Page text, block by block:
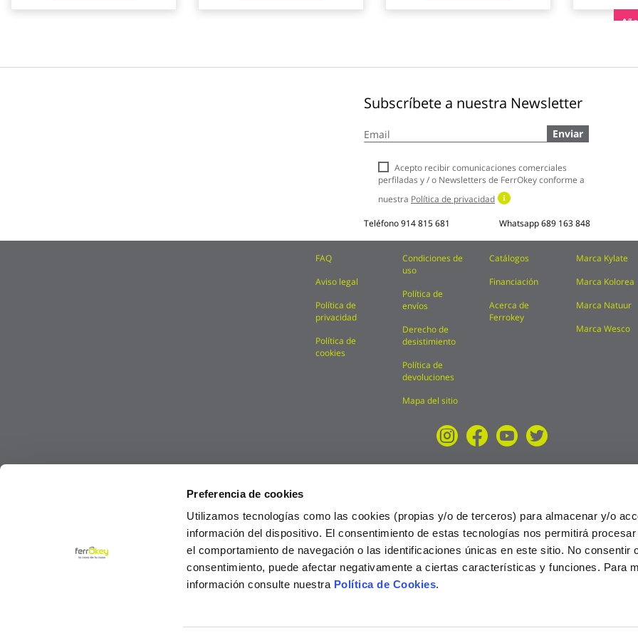
Preferencia de cookies
Utilizamos tecnologías como las cookies (propias y/o de terceros) para almacenar y/o
información del dispositivo. El consentimiento de estas tecnologías nos permitirá
el comportamiento de navegación o las identificaciones únicas en este sitio. No consentir
consentimiento, puede afectar negativamente a ciertas características y funciones. Para
información consulte nuestra Política de Cookies.
Subscríbete a nuestra Newsletter
a
boletín
noticias:
Enviar
Acepto recibir comunicaciones comerciales
perfiladas y / o Newsletters de FerrOkey conforme a
nuestra Política de privacidad
Teléfono914 815 681 Whatsapp689 163 848
FAQ
Aviso legal
Política de
privacidad
Política de
cookies
Condiciones de
uso
Política de
envíos
Derecho de
desistimiento
Política de
devoluciones
Mapa del sitio
Catálogos
Financiación
Acerca de
Ferrokey
Marca Kylate
Marca Kolorea
Marca Natuur
Marca Wesco